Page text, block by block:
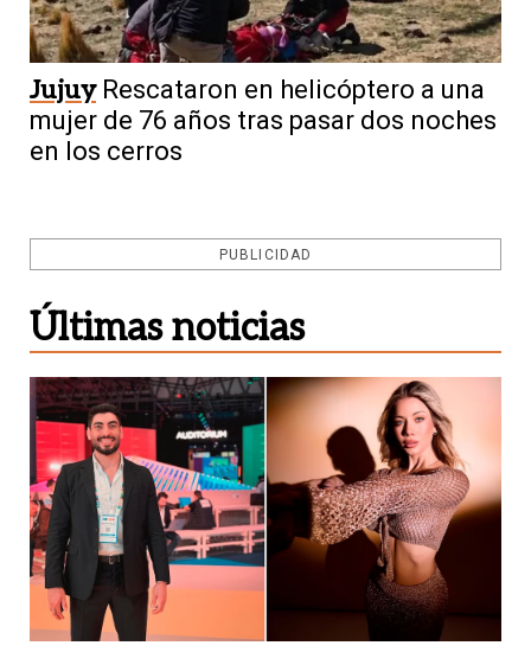
Jujuy Rescataron en helicóptero a una
mujer de 76 años tras pasar dos noches
en los cerros
PUBLICIDAD
Últimas noticias